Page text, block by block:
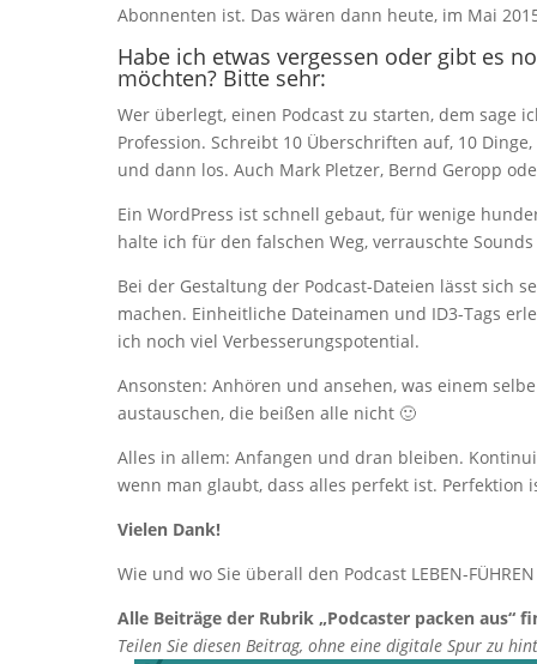
Abonnenten ist. Das wären dann heute, im Mai
Habe ich etwas vergessen oder gibt es
möchten? Bitte sehr:
Wer überlegt, einen Podcast zu starten, dem sage
Profession. Schreibt 10 Überschriften auf, 10
und dann los. Auch Mark Pletzer, Bernd Geropp
Ein WordPress ist schnell gebaut, für wenige
halte ich für den falschen Weg, verrauschte
Bei der Gestaltung der Podcast-Dateien lässt sich
machen. Einheitliche Dateinamen und ID3-Tags
ich noch viel Verbesserungspotential.
Ansonsten: Anhören und ansehen, was einem
austauschen, die beißen alle nicht 🙂
Alles in allem: Anfangen und dran bleiben.
wenn man glaubt, dass alles perfekt ist. Perfektion
Vielen Dank!
Wie und wo Sie überall den Podcast LEBEN-
Alle Beiträge der Rubrik „Podcaster packen aus“
Teilen Sie diesen Beitrag, ohne eine digitale Spur zu